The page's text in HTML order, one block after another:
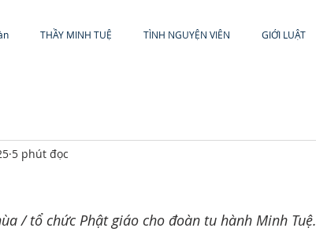
THẦY MINH TUỆ TÌNH NGUYỆN VIÊN GIỚI LUẬT
5 phút đọc
/ tổ chức Phật giáo cho đoàn tu hành Minh Tuệ.